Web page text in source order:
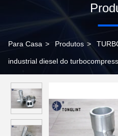
Para Casa > Produtos >
industrial diesel do